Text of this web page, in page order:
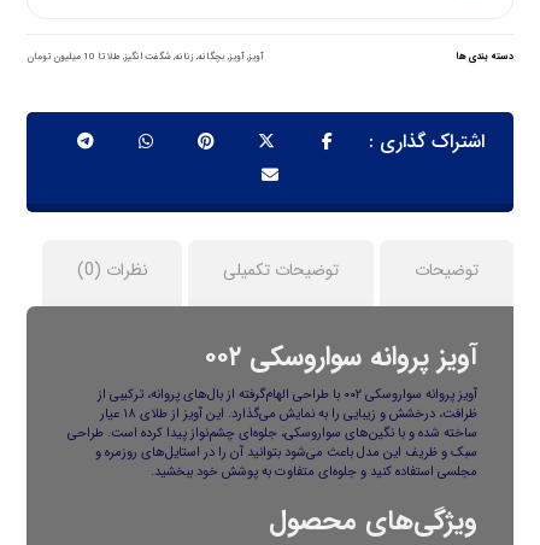
دسته بندی ها آویز,آویز, بچگانه,زنانه,شگفت انگیز, طلا تا 10 میلیون تومان
توضیحات توضیحات تکمیلی نظرات (0)
آویز پروانه سواروسکی ۰۰۲
آویز پروانه سواروسکی ۰۰۲ با طراحی الهام‌گرفته از بال‌های پروانه، ترکیبی از
ظرافت، درخشش و زیبایی را به نمایش می‌گذارد. این آویز از طلای ۱۸ عیار
ساخته شده و با نگین‌های سواروسکی، جلوه‌ای چشم‌نواز پیدا کرده است. طراحی
سبک و ظریف این مدل باعث می‌شود بتوانید آن را در استایل‌های روزمره و
مجلسی استفاده کنید و جلوه‌ای متفاوت به پوشش خود ببخشید.
ویژگی‌های محصول